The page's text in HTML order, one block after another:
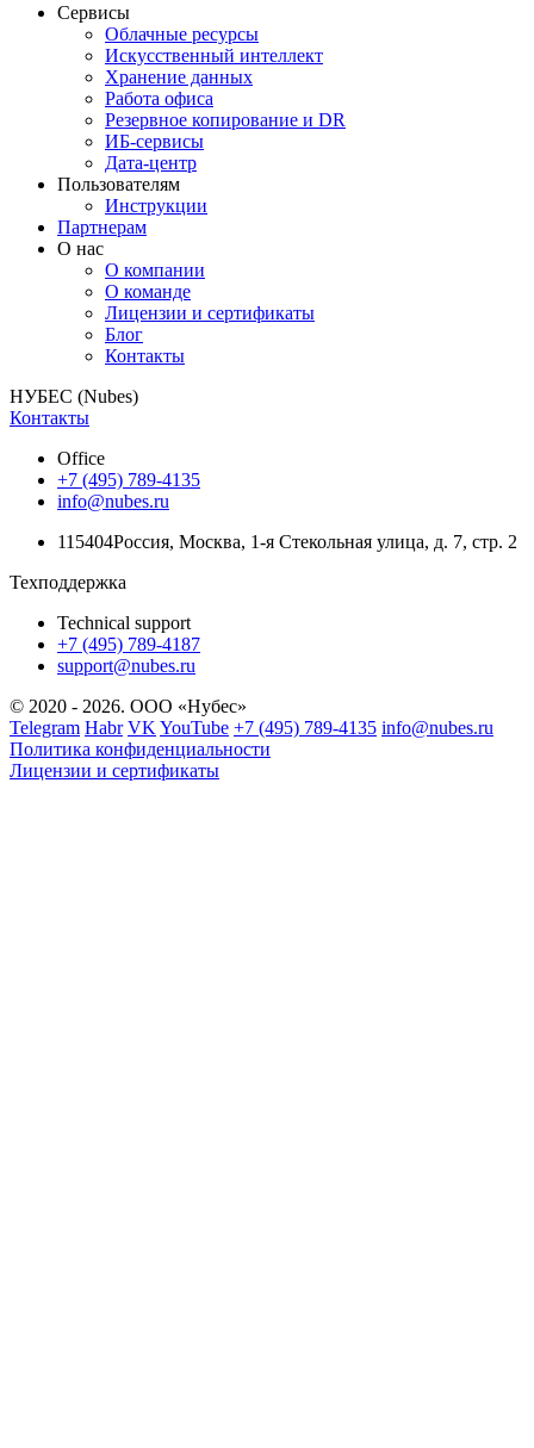
Сервисы
Облачные ресурсы
Искусственный интеллект
Хранение данных
Работа офиса
Резервное копирование и DR
ИБ-сервисы
Дата-центр
Пользователям
Инструкции
Партнерам
О нас
О компании
О команде
Лицензии и сертификаты
Блог
Контакты
НУБЕС (Nubes)
Контакты
Office
+7 (495) 789-4135
info@nubes.ru
115404Россия, Москва, 1-я Стекольная улица, д. 7, стр. 2
Техподдержка
Technical support
+7 (495) 789-4187
support@nubes.ru
© 2020 - 2026. ООО «Нубес»
Telegram Habr VK YouTube +7 (495) 789-4135 info@nubes.ru
Политика конфиденциальности
Лицензии и сертификаты